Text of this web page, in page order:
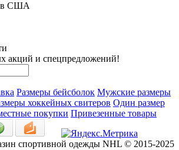
в США
акций и спецпредложений!
Размеры бейсболок Мужские размеры
хоккейных свитеров Один размер
покупки Привезенные товары
спортивной одежды NHL © 2015-2025